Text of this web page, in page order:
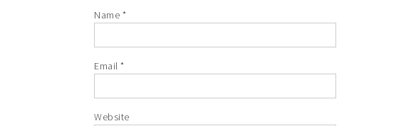
Name *
Email *
Website